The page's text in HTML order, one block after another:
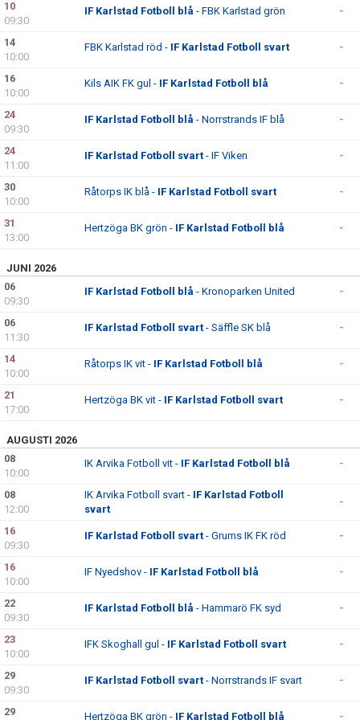
BILDGALLERI
DOKUMENT
KONTAKT
10
09:30
IF Karlstad Fotboll blå - FBK Karlstad grön -
14
10:00
FBK Karlstad röd - IF Karlstad Fotboll svart -
16
10:00
Kils AIK FK gul - IF Karlstad Fotboll blå -
24
09:30
IF Karlstad Fotboll blå - Norrstrands IF blå -
24
11:00
IF Karlstad Fotboll svart - IF Viken -
30
10:00
Råtorps IK blå - IF Karlstad Fotboll svart -
31
13:00
Hertzöga BK grön - IF Karlstad Fotboll blå -
JUNI 2026
06
09:30
IF Karlstad Fotboll blå - Kronoparken United -
06
11:30
IF Karlstad Fotboll svart - Säffle SK blå -
14
10:00
Råtorps IK vit - IF Karlstad Fotboll blå -
21
17:00
Hertzöga BK vit - IF Karlstad Fotboll svart -
AUGUSTI 2026
08
10:00
IK Arvika Fotboll vit - IF Karlstad Fotboll blå -
08
12:00
IK Arvika Fotboll svart - IF Karlstad Fotboll
svart
-
16
09:30
IF Karlstad Fotboll svart - Grums IK FK röd -
16
10:00
IF Nyedshov - IF Karlstad Fotboll blå -
22
09:30
IF Karlstad Fotboll blå - Hammarö FK syd -
23
10:00
IFK Skoghall gul - IF Karlstad Fotboll svart -
29
09:30
IF Karlstad Fotboll svart - Norrstrands IF svart -
29 Hertzöga BK grön - IF Karlstad Fotboll blå -